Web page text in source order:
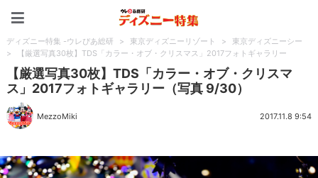
ディズニー特集 -ウレぴあ総研 > 東京ディズニーリゾート >
東京ディズニーシー
>
【厳選写真30枚】TDS「カラー・オブ・クリスマス」2017フォトギャラリー
【厳選写真30枚】TDS「カラー・オブ・クリスマ
ス」2017フォトギャラリー（写真 9/30）
MezzoMiki 2017.11.8 9:54